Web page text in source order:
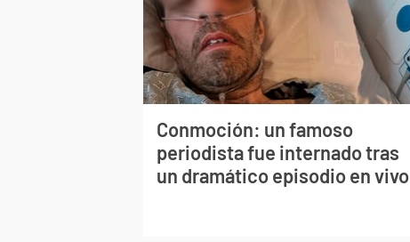
Conmoción: un famoso
periodista fue internado tras
un dramático episodio en vivo